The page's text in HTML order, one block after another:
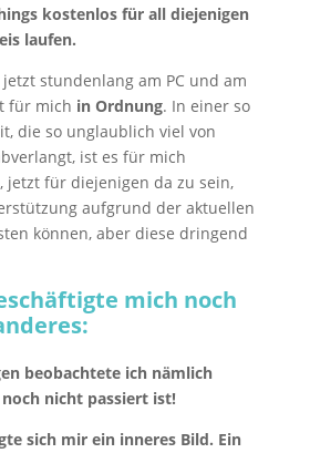
kostenlos für all diejenigen
laufen.
stundenlang am PC und am
für mich in Ordnung. In einer so
die so unglaublich viel von
ist es für mich
jetzt für diejenigen da zu sein,
aufgrund der aktuellen
können, aber diese dringend
mich noch
beobachtete ich nämlich
nicht passiert ist!
sich mir ein inneres Bild. Ein